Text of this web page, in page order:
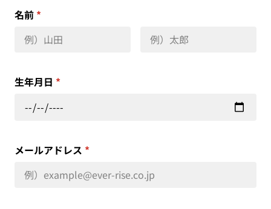
名前 *
生年月日 *
メールアドレス *